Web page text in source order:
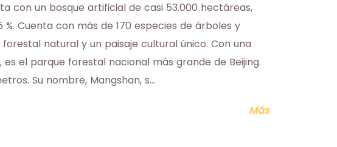
con un bosque artificial de casi 53.000 hectáreas,
Cuenta con más de 170 especies de árboles y
natural y un paisaje cultural único. Con una
el parque forestal nacional más grande de Beijing.
Su nombre, Mangshan, s...
Más